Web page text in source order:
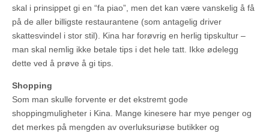
skal i prinsippet gi en “fa piao”, men det kan være vanskelig å få
på de aller billigste restaurantene (som antagelig driver
skattesvindel i stor stil). Kina har forøvrig en herlig tipskultur –
man skal nemlig ikke betale tips i det hele tatt. Ikke ødelegg
dette ved å prøve å gi tips.
Shopping
Som man skulle forvente er det ekstremt gode
shoppingmuligheter i Kina. Mange kinesere har mye penger og
det merkes på mengden av overluksuriøse butikker og